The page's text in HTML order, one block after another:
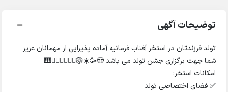
توضیحات آگهی
تولد فرزندتان در استخر آفتاب فرمانیه آماده پذیرایی از مهمانان عزیز
شما جهت برگزاری جشن تولد می باشد 😍🥳☀️🏐🤽🏻‍♂️🏊🏻‍♀️🎹
امکانات استخر:
✅ فضای اختصاصی تولد